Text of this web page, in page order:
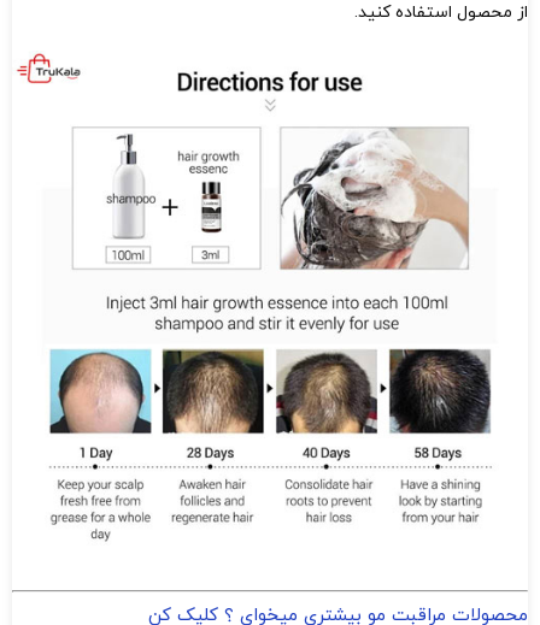
از محصول استفاده کنید.
محصولات مراقبت مو بیشتری میخوای ؟ کلیک کن